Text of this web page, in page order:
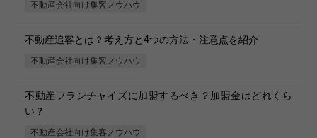
不動産会社向け集客ノウハウ
不動産追客とは？考え方と4つの方法・注意点を紹介
不動産会社向け集客ノウハウ
不動産フランチャイズに加盟するべき？加盟金はどれくら
い？
不動産会社向け集客ノウハウ